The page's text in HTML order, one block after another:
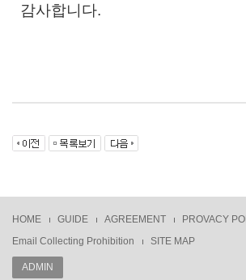
감사합니다.
HOME GUIDE AGREEMENT
PROVACY
Email Collecting Prohibition
SITE MAP
ADMIN